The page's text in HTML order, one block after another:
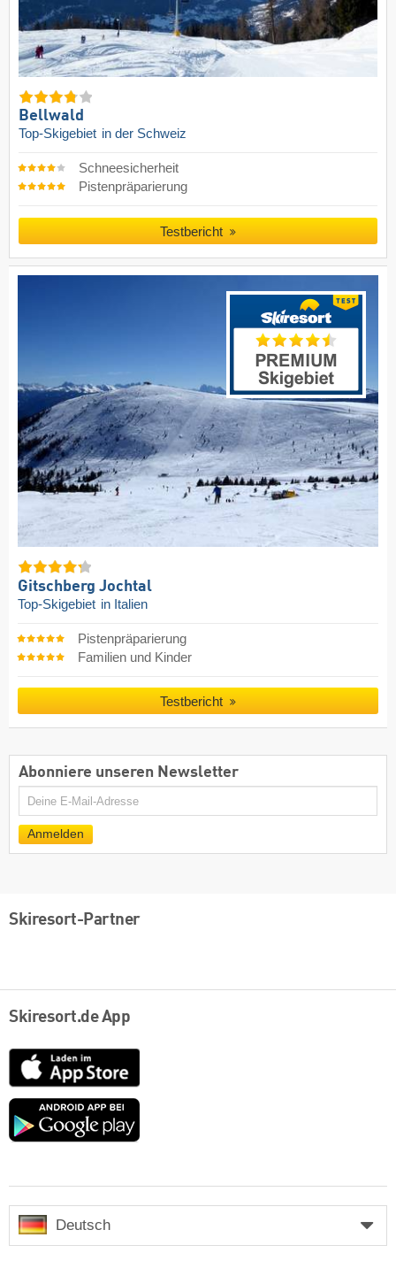
Bellwald
Top-Skigebiet in der Schweiz
Schneesicherheit
Pistenpräparierung
Testbericht
Gitschberg Jochtal
Top-Skigebiet in Italien
Pistenpräparierung
Familien und Kinder
Testbericht
Abonniere unseren Newsletter
E-
Anmelden
Skiresort-Partner
Skiresort.de App
App
Store
Google
Deutsch